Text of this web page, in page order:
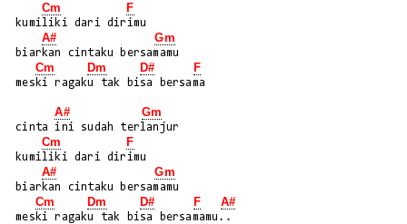
Cm F
A# Gm
Cm Dm D# F
meski ragaku tak bisa bersama
A# Gm
cinta ini sudah terlanjur
Cm F
A# Gm
Cm Dm D# F A#
meski ragaku tak bisa bersamamu..